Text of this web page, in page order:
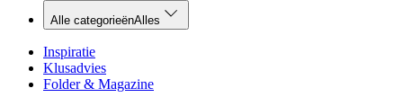
Alle categorieënAlles
Inspiratie
Klusadvies
Folder & Magazine